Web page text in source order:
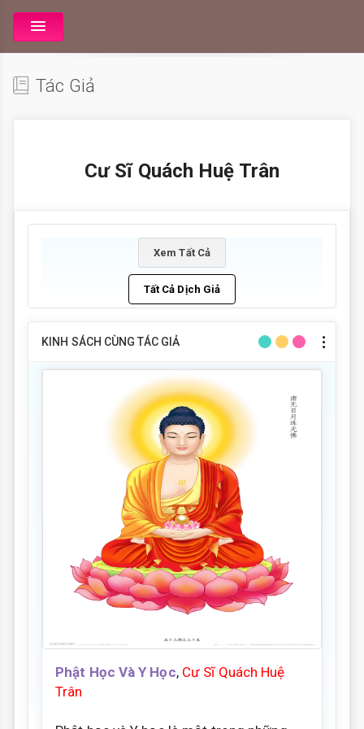
Tác Giả
Cư Sĩ Quách Huệ Trân
Xem Tất Cả
Tất Cả Dịch Giả
KINH SÁCH CÙNG TÁC GIẢ
Phật Học Và Y Học, Cư Sĩ Quách Huệ
Trân